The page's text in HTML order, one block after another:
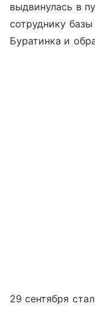
выдвинулась в
сотруднику
Буратинка и
29 сентября